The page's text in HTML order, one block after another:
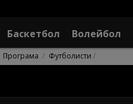
Баскетбол Волейбол
Програма Футболисти